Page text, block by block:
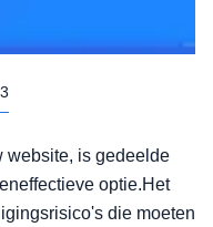
website, is gedeelde
optie.Het
die moeten